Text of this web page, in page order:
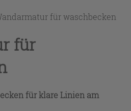
für waschbecken
für
für klare Linien am